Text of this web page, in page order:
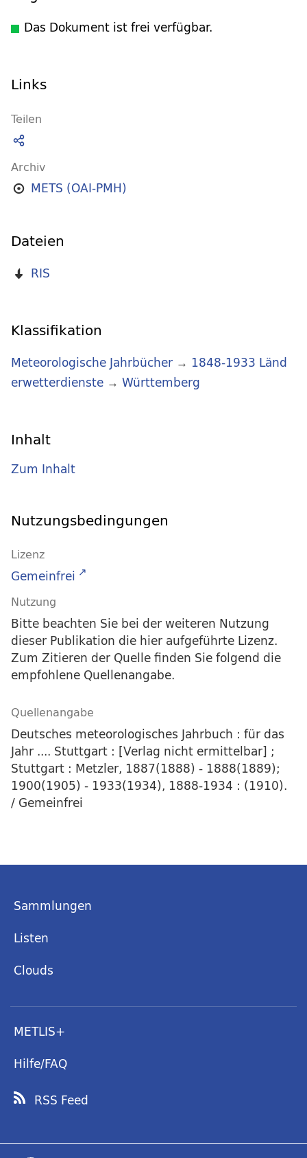
Das Dokument ist frei verfügbar.
Links
Teilen
Archiv
METS (OAI-PMH)
Dateien
RIS
Klassifikation
Meteorologische Jahrbücher → 1848-1933 Länd
erwetterdienste → Württemberg
Inhalt
Zum Inhalt
Nutzungsbedingungen
Lizenz
Gemeinfrei
Nutzung
Bitte beachten Sie bei der weiteren Nutzung
dieser Publikation die hier aufgeführte Lizenz.
Zum Zitieren der Quelle finden Sie folgend die
empfohlene Quellenangabe.
Quellenangabe
Deutsches meteorologisches Jahrbuch : für das
Jahr .... Stuttgart : [Verlag nicht ermittelbar] ;
Stuttgart : Metzler, 1887(1888) - 1888(1889);
1900(1905) - 1933(1934), 1888-1934 : (1910).
/ Gemeinfrei
Sammlungen
Listen
Clouds
METLIS+
Hilfe/FAQ
RSS Feed